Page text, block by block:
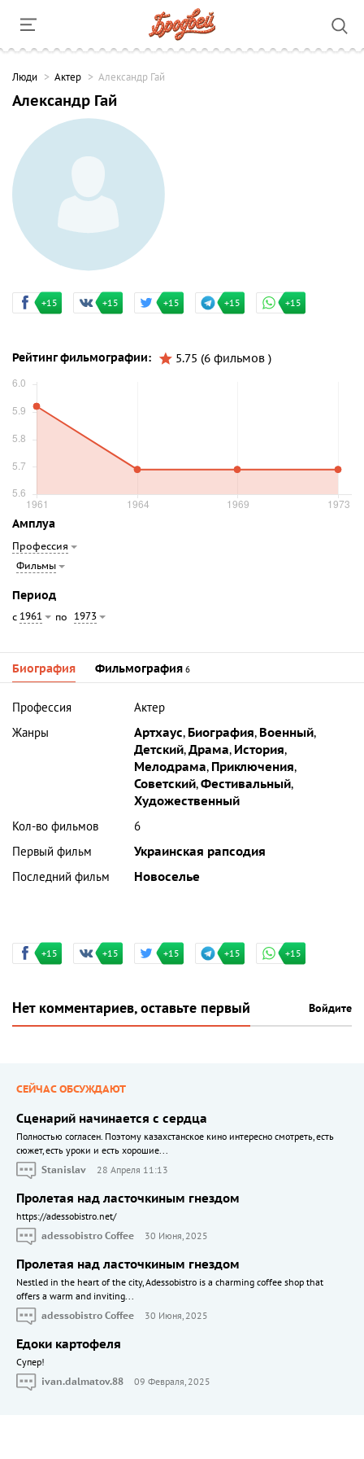
Люди Актер Александр Гай
Александр Гай
+15 +15 +15 +15 +15
Рейтинг фильмографии: 5.75 (6 фильмов )
Амплуа
Профессия
Фильмы
Период
с 1961 по 1973
Биография Фильмография 6
Профессия
Актер
Жанры
Артхаус, Биография, Военный,
Детский,Драма, История,
Мелодрама, Приключения,
Советский,Фестивальный,
Художественный
Кол-во фильмов
6
Первый фильм
Украинская рапсодия
Последний фильм
Новоселье
+15 +15 +15 +15 +15
Нет комментариев, оставьте первый Войдите
СЕЙЧАС ОБСУЖДАЮТ
Сценарий начинается с сердца
Полностью согласен. Поэтому казахстанское кино интересно смотреть, есть
сюжет, есть уроки и есть хорошие...
Stanislav
28 Апреля 11:13
Пролетая над ласточкиным гнездом
https://adessobistro.net/
adessobistro Coffee
30 Июня, 2025
Пролетая над ласточкиным гнездом
Nestled in the heart of the city, Adessobistro is a charming coffee shop that
offers a warm and inviting...
adessobistro Coffee
30 Июня, 2025
Едоки картофеля
Cупер!
ivan.dalmatov.88
09 Февраля, 2025